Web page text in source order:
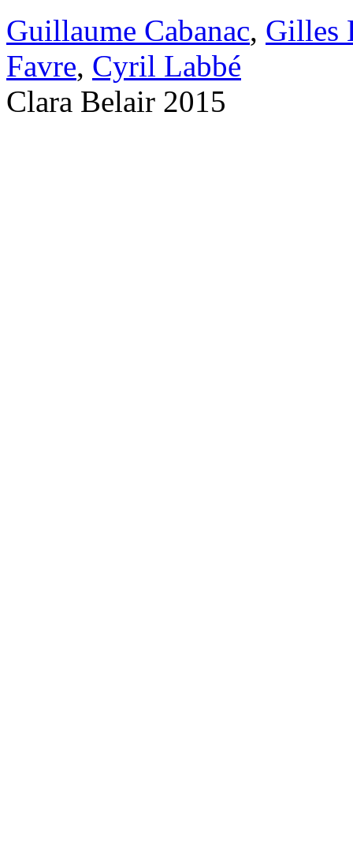
Guillaume Cabanac, Gilles
Favre, Cyril Labbé
Clara Belair 2015